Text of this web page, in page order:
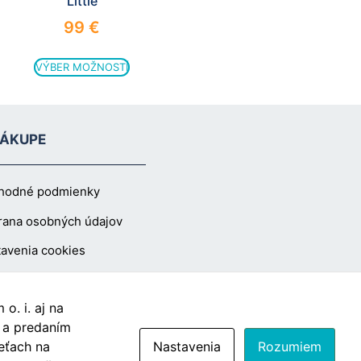
99 €
VÝBER MOŽNOSTÍ
podmienky
osobných údajov
cookies
Vzdušín.sk
o. i. aj na
predaním
na
Nastavenia Rozumiem